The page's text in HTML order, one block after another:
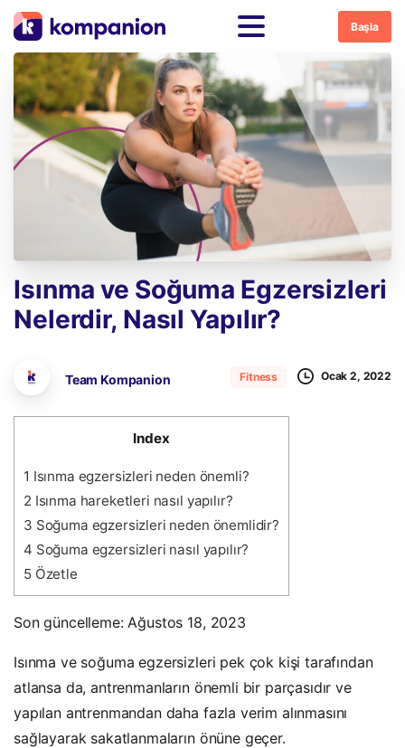
Başla
Isınma ve Soğuma Egzersizleri
Nelerdir, Nasıl Yapılır?
Team Kompanion Fitness Ocak 2, 2022
Index
1 Isınma egzersizleri neden önemli?
2 Isınma hareketleri nasıl yapılır?
3 Soğuma egzersizleri neden önemlidir?
4 Soğuma egzersizleri nasıl yapılır?
5Özetle
Son güncelleme: Ağustos 18, 2023
Isınma ve soğuma egzersizleri pek çok kişi tarafından
atlansa da, antrenmanların önemli bir parçasıdır ve
yapılan antrenmandan daha fazla verim alınmasını
sağlayarak sakatlanmaların önüne geçer.